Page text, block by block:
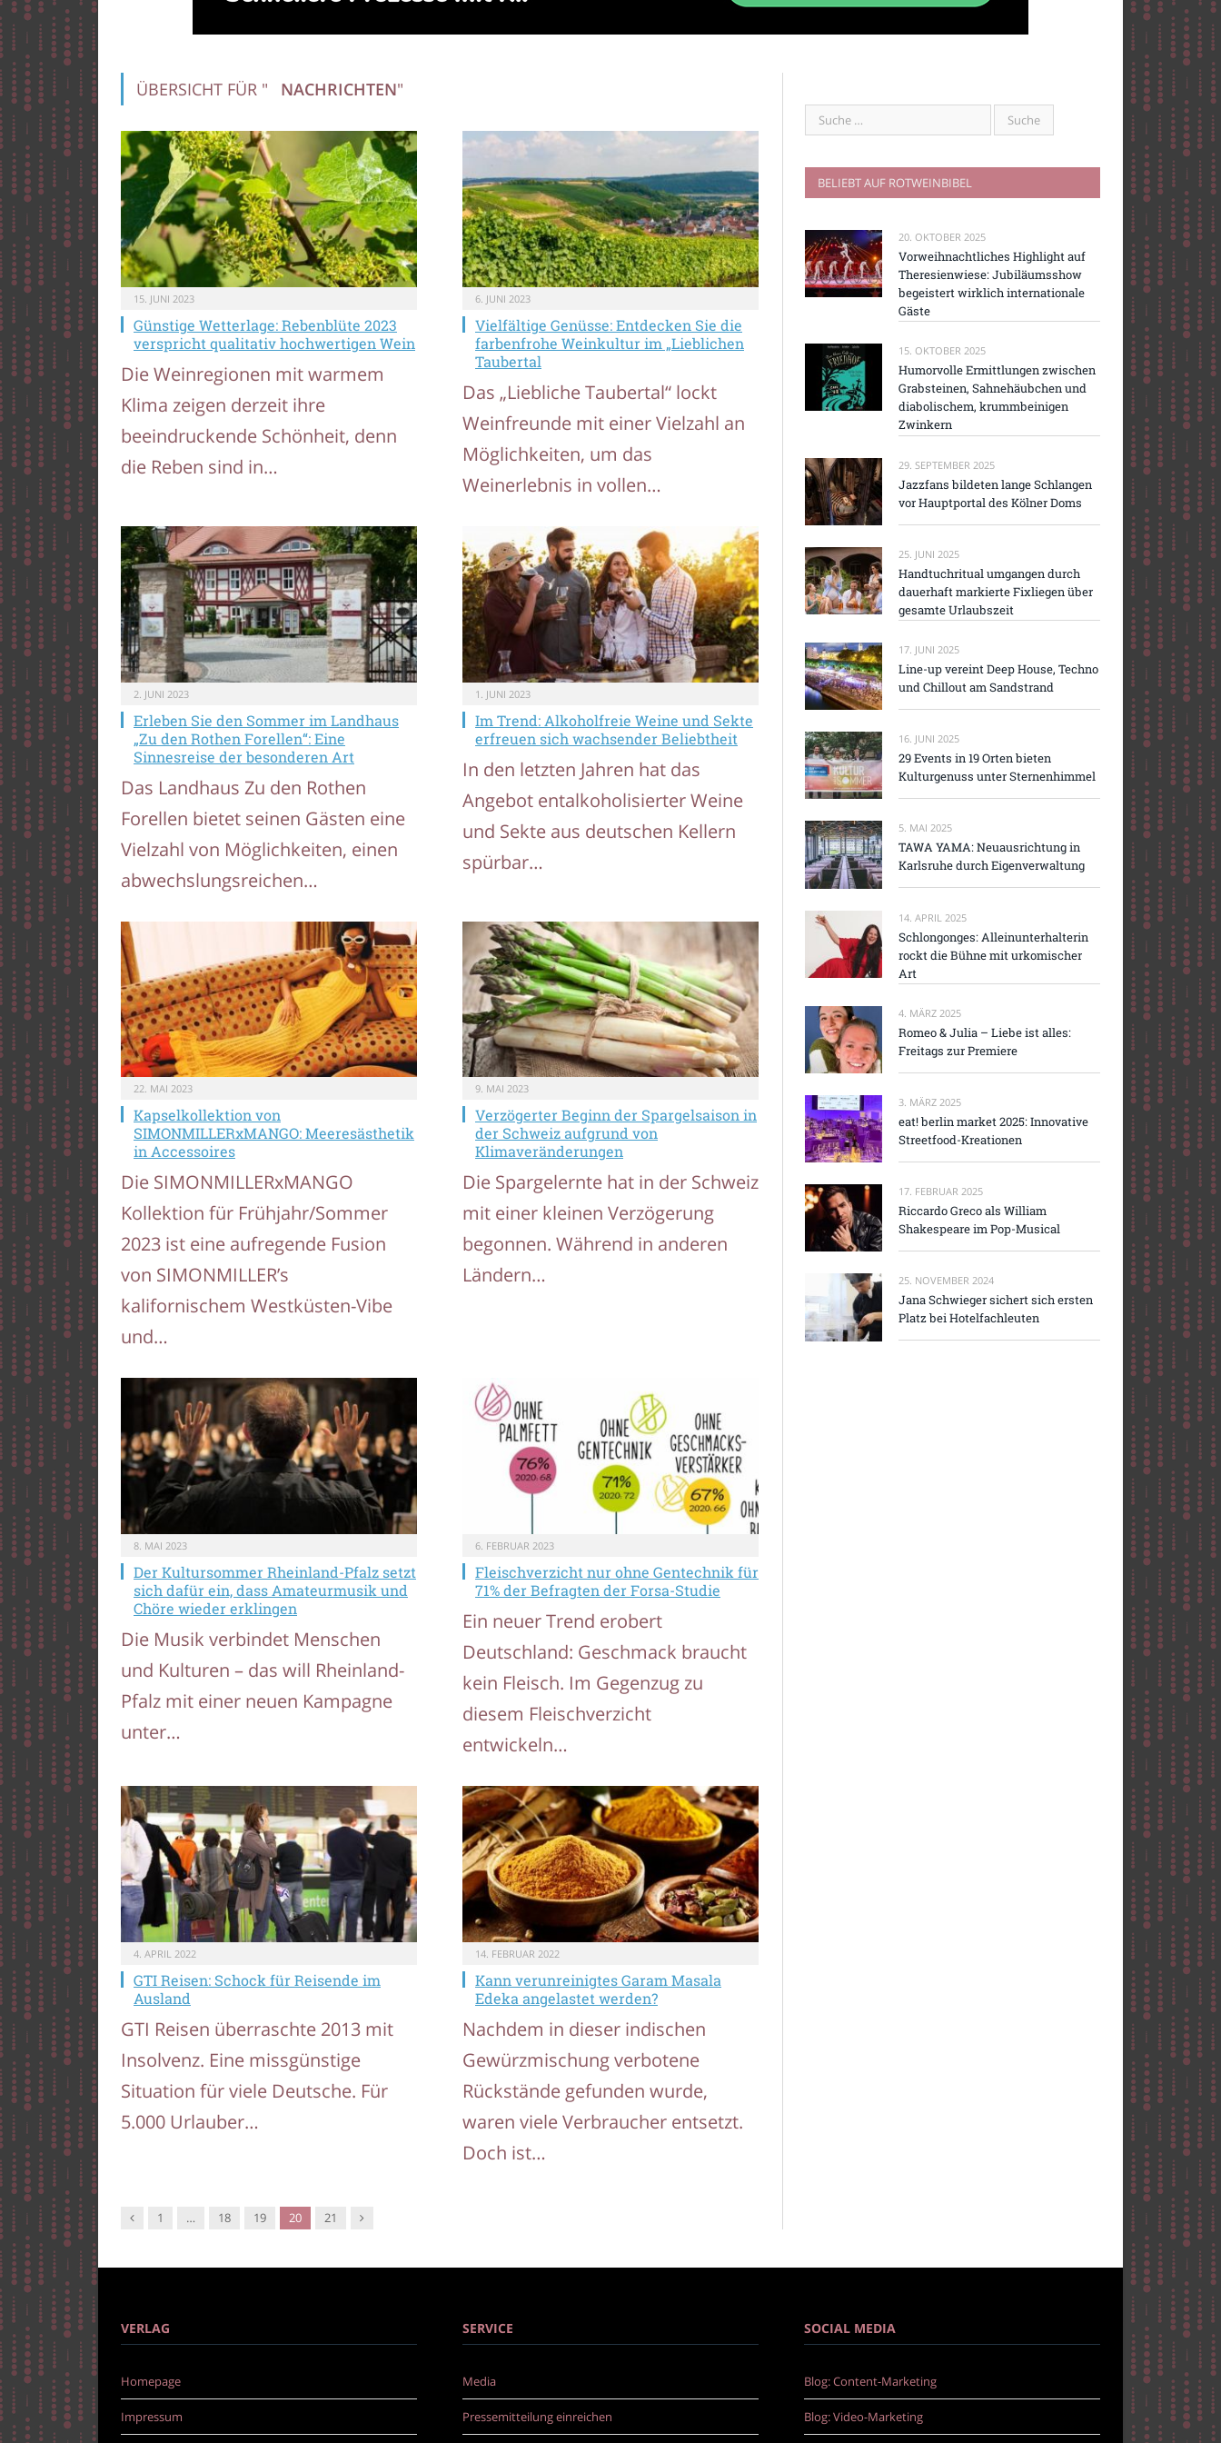
ÜBERSICHT FÜR " NACHRICHTEN"
15. JUNI 2023
Günstige Wetterlage: Rebenblüte 2023
verspricht qualitativ hochwertigen Wein
Die Weinregionen mit warmem
Klima zeigen derzeit ihre
beeindruckende Schönheit, denn
die Reben sind in…
6. JUNI 2023
Vielfältige Genüsse: Entdecken Sie die
farbenfrohe Weinkultur im „Lieblichen
Taubertal
Das „Liebliche Taubertal“ lockt
Weinfreunde mit einer Vielzahl an
Möglichkeiten, um das
Weinerlebnis in vollen…
2. JUNI 2023
Erleben Sie den Sommer im Landhaus
„Zu den Rothen Forellen“: Eine
Sinnesreise der besonderen Art
Das Landhaus Zu den Rothen
Forellen bietet seinen Gästen eine
Vielzahl von Möglichkeiten, einen
abwechslungsreichen…
1. JUNI 2023
Im Trend: Alkoholfreie Weine und Sekte
erfreuen sich wachsender Beliebtheit
In den letzten Jahren hat das
Angebot entalkoholisierter Weine
und Sekte aus deutschen Kellern
spürbar…
22. MAI 2023
Kapselkollektion von
SIMONMILLERxMANGO: Meeresästhetik
in Accessoires
Die SIMONMILLERxMANGO
Kollektion für Frühjahr/Sommer
2023 ist eine aufregende Fusion
von SIMONMILLER’s
kalifornischem Westküsten-Vibe
und…
9. MAI 2023
Verzögerter Beginn der Spargelsaison in
der Schweiz aufgrund von
Klimaveränderungen
Die Spargelernte hat in der Schweiz
mit einer kleinen Verzögerung
begonnen. Während in anderen
Ländern…
8. MAI 2023
Der Kultursommer Rheinland-Pfalz setzt
sich dafür ein, dass Amateurmusik und
Chöre wieder erklingen
Die Musik verbindet Menschen
und Kulturen – das will Rheinland-
Pfalz mit einer neuen Kampagne
unter…
6. FEBRUAR 2023
Fleischverzicht nur ohne Gentechnik für
71% der Befragten der Forsa-Studie
Ein neuer Trend erobert
Deutschland: Geschmack braucht
kein Fleisch. Im Gegenzug zu
diesem Fleischverzicht
entwickeln…
4. APRIL 2022
GTI Reisen: Schock für Reisende im
Ausland
GTI Reisen überraschte 2013 mit
Insolvenz. Eine missgünstige
Situation für viele Deutsche. Für
5.000 Urlauber…
14. FEBRUAR 2022
Kann verunreinigtes Garam Masala
Edeka angelastet werden?
Nachdem in dieser indischen
Gewürzmischung verbotene
Rückstände gefunden wurde,
waren viele Verbraucher entsetzt.
Doch ist…
Vorgänger
1 … 18 19 20 21 Nachfolger
BELIEBT AUF ROTWEINBIBEL
20. OKTOBER 2025
Vorweihnachtliches Highlight auf
Theresienwiese: Jubiläumsshow
begeistert wirklich internationale
Gäste
15. OKTOBER 2025
Humorvolle Ermittlungen zwischen
Grabsteinen, Sahnehäubchen und
diabolischem, krummbeinigen
Zwinkern
29. SEPTEMBER 2025
Jazzfans bildeten lange Schlangen
vor Hauptportal des Kölner Doms
25. JUNI 2025
Handtuchritual umgangen durch
dauerhaft markierte Fixliegen über
gesamte Urlaubszeit
17. JUNI 2025
Line-up vereint Deep House, Techno
und Chillout am Sandstrand
16. JUNI 2025
29 Events in 19 Orten bieten
Kulturgenuss unter Sternenhimmel
5. MAI 2025
TAWA YAMA: Neuausrichtung in
Karlsruhe durch Eigenverwaltung
14. APRIL 2025
Schlongonges: Alleinunterhalterin
rockt die Bühne mit urkomischer
Art
4. MÄRZ 2025
Romeo & Julia – Liebe ist alles:
Freitags zur Premiere
3. MÄRZ 2025
eat! berlin market 2025: Innovative
Streetfood-Kreationen
17. FEBRUAR 2025
Riccardo Greco als William
Shakespeare im Pop-Musical
25. NOVEMBER 2024
Jana Schwieger sichert sich ersten
Platz bei Hotelfachleuten
VERLAG
Homepage
Impressum
SERVICE
Media
Pressemitteilung einreichen
SOCIAL MEDIA
Blog: Content-Marketing
Blog: Video-Marketing